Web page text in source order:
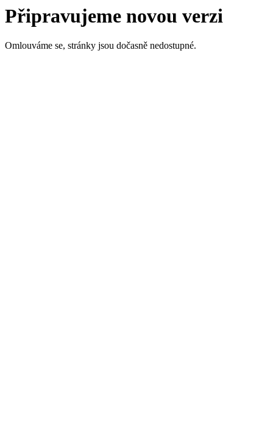
Připravujeme novou verzi
Omlouváme se, stránky jsou dočasně nedostupné.